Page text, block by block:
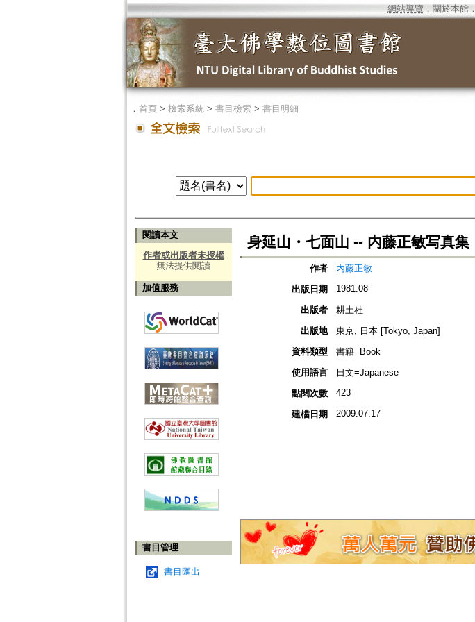
網站導覽 ． 關於本館．
． 首頁> 檢索系統> 書目檢索> 書目明細
閱讀本文
作者或出版者未授權
無法提供閱讀
加值服務
書目管理
書目匯出
身延山・七面山 -- 内藤正敏写真集
作者
内藤正敏
出版日期
1981.08
出版者
耕土社
出版地
東京, 日本 [Tokyo, Japan]
資料類型
書籍=Book
使用語言
日文=Japanese
點閱次數
423
建檔日期 2009.07.17